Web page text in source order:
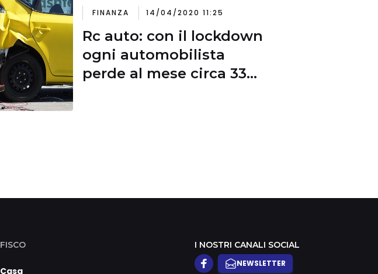
FINANZA 14/04/2020 11:25
Rc auto: con il lockdown
ogni automobilista
perde al mese circa 33
FISCO
Casa
I NOSTRI CANALI SOCIAL
NEWSLETTER